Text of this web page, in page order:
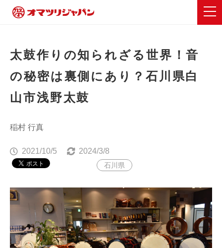
太鼓作りの知られざる世界！音
の秘密は裏側にあり？石川県白
山市浅野太鼓
稲村 行真
2021/10/5 2024/3/8
石川県